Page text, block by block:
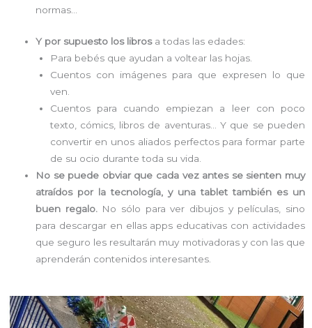
normas…
Y por supuesto los librosa todas las edades:
Para bebés que ayudan a voltear las hojas.
Cuentos con imágenes para que expresen lo que
ven.
Cuentos para cuando empiezan a leer con poco
texto, cómics, libros de aventuras… Y que se pueden
convertir en unos aliados perfectos para formar parte
de su ocio durante toda su vida.
No se puede obviar que cada vez antes se sienten muy
atraídos por la tecnología, y una tablet también es un
buen regalo. No sólo para ver dibujos y películas, sino
para descargar en ellas apps educativas con actividades
que seguro les resultarán muy motivadoras y con las que
aprenderán contenidos interesantes.